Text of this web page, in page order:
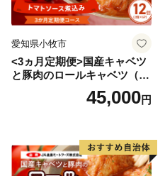
愛知県小牧市
<3ヵ月定期便>国産キャベツ
と豚肉のロールキャベツ（6P
45,000円